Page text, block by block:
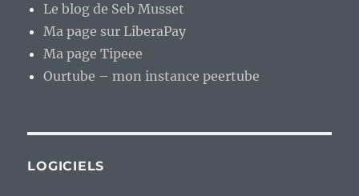
Le blog de Seb Musset
Ma page sur LiberaPay
Ma page Tipeee
Ourtube – mon instance peertube
LOGICIELS